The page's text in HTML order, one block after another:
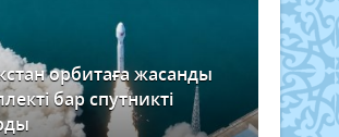
орбитаға жасанды
бар спутникті